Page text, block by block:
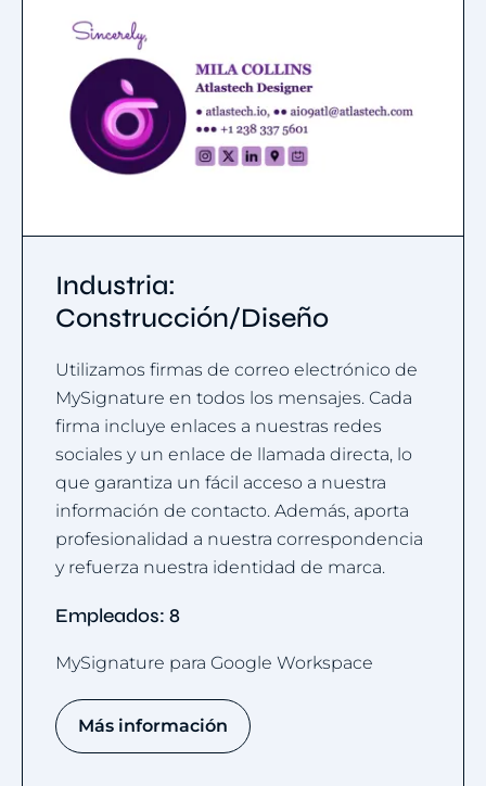
Industria:
Construcción/Diseño
Utilizamos firmas de correo electrónico de
MySignature en todos los mensajes. Cada
firma incluye enlaces a nuestras redes
sociales y un enlace de llamada directa, lo
que garantiza un fácil acceso a nuestra
información de contacto. Además, aporta
profesionalidad a nuestra correspondencia
y refuerza nuestra identidad de marca.
Empleados: 8
MySignature para Google Workspace
Más información